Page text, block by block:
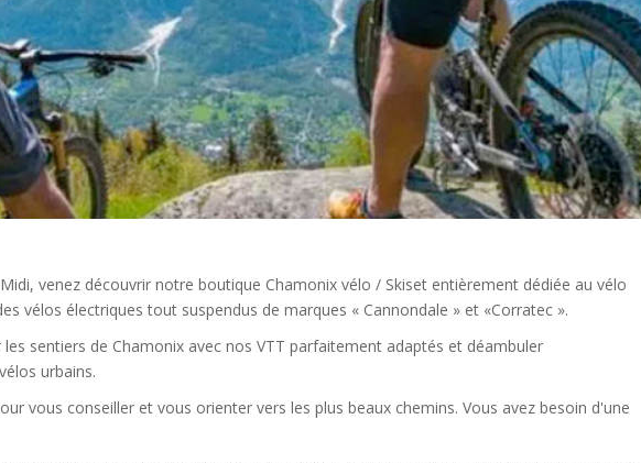
venez découvrir notre boutique Chamonix vélo / Skiset entièrement dédiée au vélo
vélos électriques tout suspendus de marques « Cannondale » et «Corratec ».
sentiers de Chamonix avec nos VTT parfaitement adaptés et déambuler
urbains.
vous conseiller et vous orienter vers les plus beaux chemins. Vous avez besoin d'une